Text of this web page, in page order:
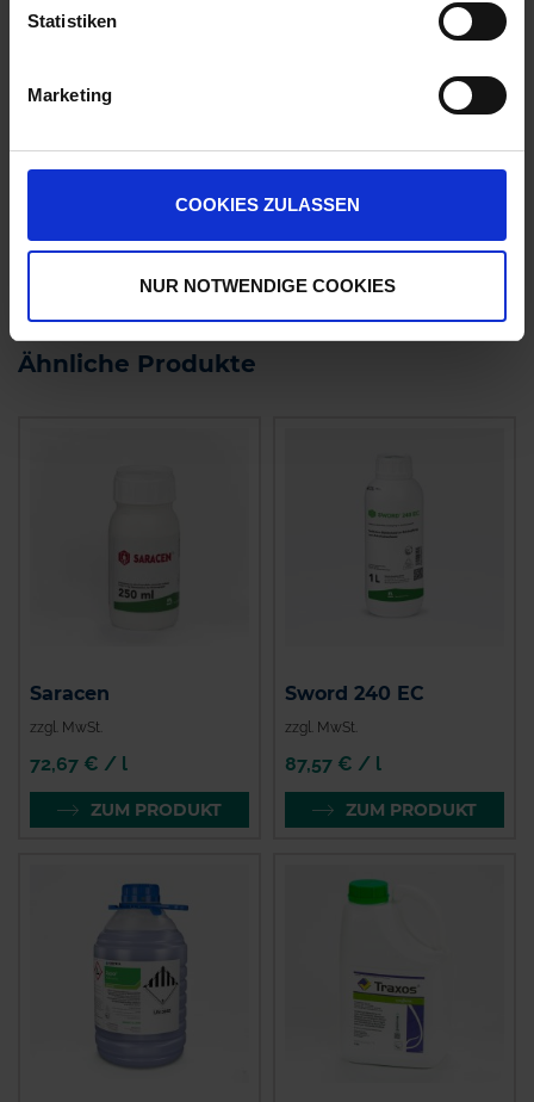
Statistiken
Marketing
COOKIES ZULASSEN
NUR NOTWENDIGE COOKIES
ZUM PRODUKT
31,48 € / l
ZUM PRODUKT
Ähnliche Produkte
Saracen
zzgl. MwSt.
72,67 € / l
ZUM PRODUKT
Sword 240 EC
zzgl. MwSt.
87,57 € / l
ZUM PRODUKT